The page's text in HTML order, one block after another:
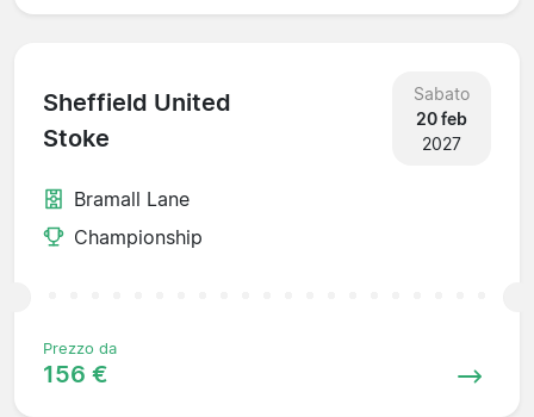
Sheffield United
Stoke
Sabato
20 feb
2027
Bramall Lane
Championship
Prezzo da
156 €